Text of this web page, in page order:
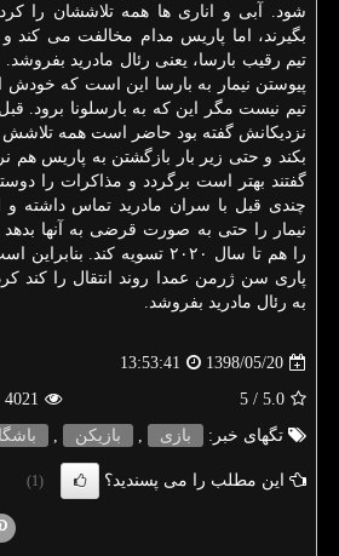
شود. آبی و اناری ها همه تلاششان را
بگیرند، اما پاریس مدام مخالفت می كند
تیم رقیب بارسا، یعنی رئال مادرید بفروشد.
پیوستن نیمار به بارسا این است كه خودش
تیم نیست مگر این كه به بارسلونا برود.
نزدیكانش گفته بود حاضر است همه تلاشش
بكند و حتی زیر بار بازگشتن به پاریس هم
گفتند بهتر است برگردد و مذاكرات را
چندی قبل با سران مادرید تماس داشته
نیمار را حتی به صورت قرضی به آنها
را هم تا سال ۲۰۲۰ تسویه كند.
پاری سن ژرمن عمدا روند انتقال را كند
به رئال مادرید بفروشد.
1398/05/20
13:53:41
5.0
/ 5
4021
تگهای خبر:
بازی , بازیكن ,
این مطلب را می پسندید؟ (1)